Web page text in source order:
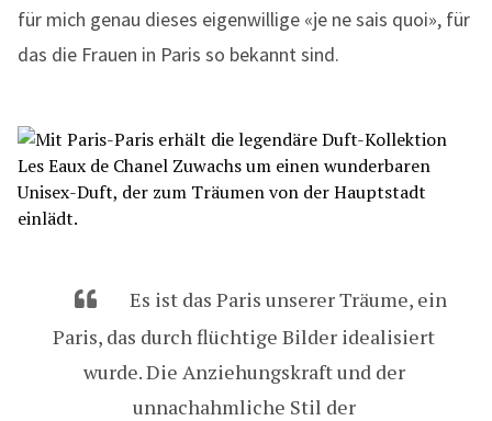
für mich genau dieses eigenwillige «je ne sais quoi», für
das die Frauen in Paris so bekannt sind.
Es ist das Paris unserer Träume, ein
Paris, das durch flüchtige Bilder idealisiert
wurde. Die Anziehungskraft und der
unnachahmliche Stil der